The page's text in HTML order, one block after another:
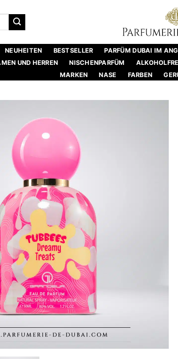
NEUHEITEN BESTSELLER PARFÜM DUBAI IM
UND HERREN
NISCHENPARFÜM
MARKEN
NASE FARBEN